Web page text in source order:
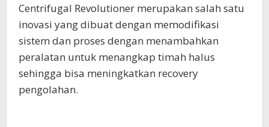
Centrifugal Revolutioner merupakan salah satu
inovasi yang dibuat dengan memodifikasi
sistem dan proses dengan menambahkan
peralatan untuk menangkap timah halus
sehingga bisa meningkatkan recovery
pengolahan.